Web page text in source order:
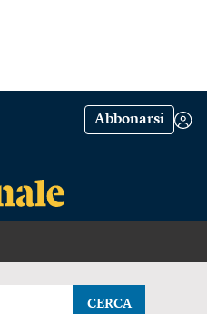
Abbonarsi
CERCA